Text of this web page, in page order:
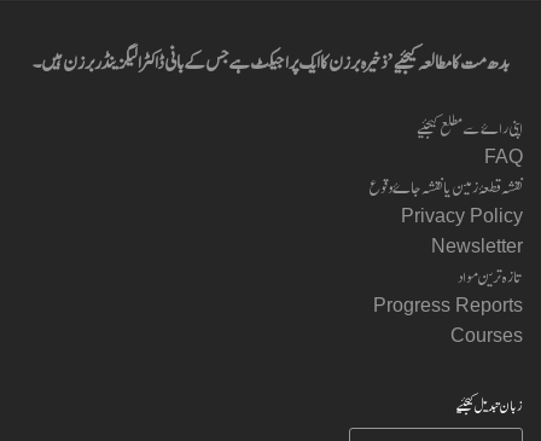
بدھ مت کا مطالعہ کیجئیے’ ذخیرہ برزن کا ایک پراجیکٹ ہے جس کے بانی ڈاکٹر الیگزینڈر برزن ہیں۔
اپنی راۓ سے مطلع کیجئیے
FAQ
نقشہ قطعۂ زمین یا نقشہ جاۓ وقوع
Privacy Policy
Newsletter
تازہ ترین مواد
Progress Reports
Courses
زبان تبدیل کیجئیے